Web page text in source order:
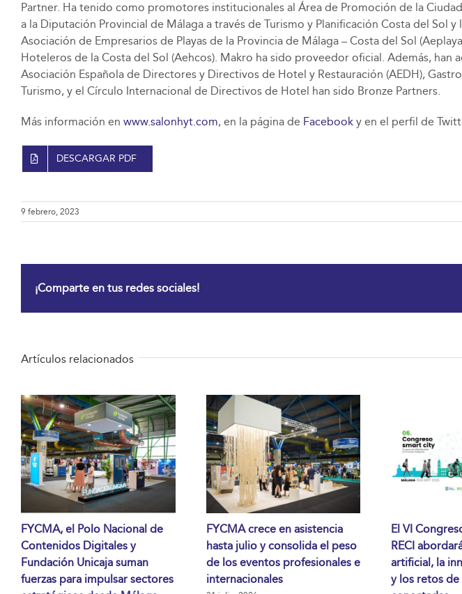
Partner. Ha tenido como promotores institucionales al Área de Promoción de la
a la Diputación Provincial de Málaga a través de Turismo y Planificación Costa del Sol
Asociación de Empresarios de Playas de la Provincia de Málaga – Costa del Sol
Hoteleros de la Costa del Sol (Aehcos). Makro ha sido proveedor oficial. Además, han
Asociación Española de Directores y Directivos de Hotel y Restauración (AEDH),
Turismo, y el Círculo Internacional de Directivos de Hotel han sido Bronze Partners.
Más información en www.salonhyt.com, en la página de Facebooky en el perfil de
DESCARGAR PDF
9 febrero, 2023
¡Comparte en tus redes sociales!
Artículos relacionados
FYCMA, el Polo Nacional de
Contenidos Digitales y
Fundación Unicaja suman
fuerzas para impulsar sectores
FYCMA crece en asistencia
hasta julio y consolida el peso
de los eventos profesionales e
internacionales
El VI
RECI
artificial, la
y los retos de